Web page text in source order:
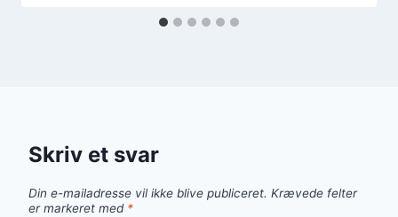
Skriv et svar
Din e-mailadresse vil ikke blive publiceret. Krævede felter
er markeret med *